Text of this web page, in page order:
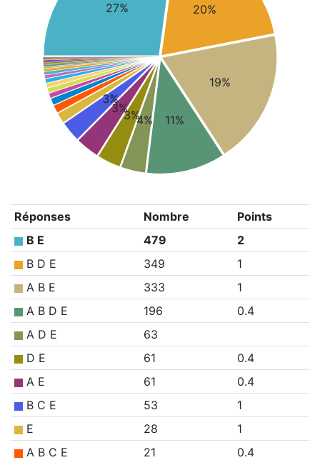
27% 20%
19%
11%
4%
3%
3%
3%
Réponses Nombre
Points
B E
479
2
B D E
349
1
A B E
333
1
A B D E
196
0.4
A D E
63
D E
61
0.4
A E
61
0.4
B C E
53
1
E
28
1
A B C E
21
0.4